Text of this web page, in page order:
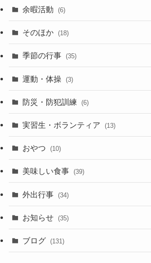
余暇活動 (6)
そのほか (18)
季節の行事 (35)
運動・体操 (3)
防災・防犯訓練 (6)
実習生・ボランティア (13)
おやつ (10)
美味しい食事 (39)
外出行事 (34)
お知らせ (35)
ブログ (131)